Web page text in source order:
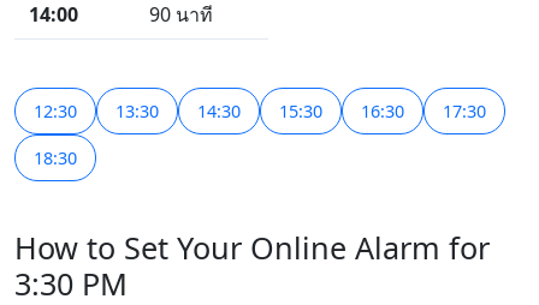
14:00
90 นาที
12:30 13:30 14:30 15:30 16:30 17:30
18:30
How to Set Your Online Alarm for
3:30 PM